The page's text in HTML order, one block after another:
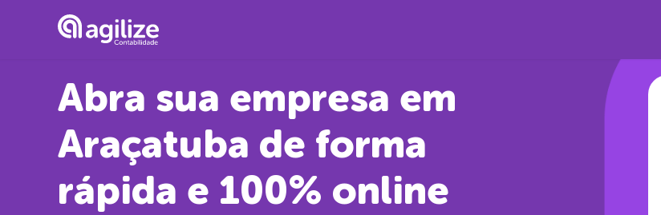
Abra sua empresa em
Araçatuba de forma
rápida e 100% online